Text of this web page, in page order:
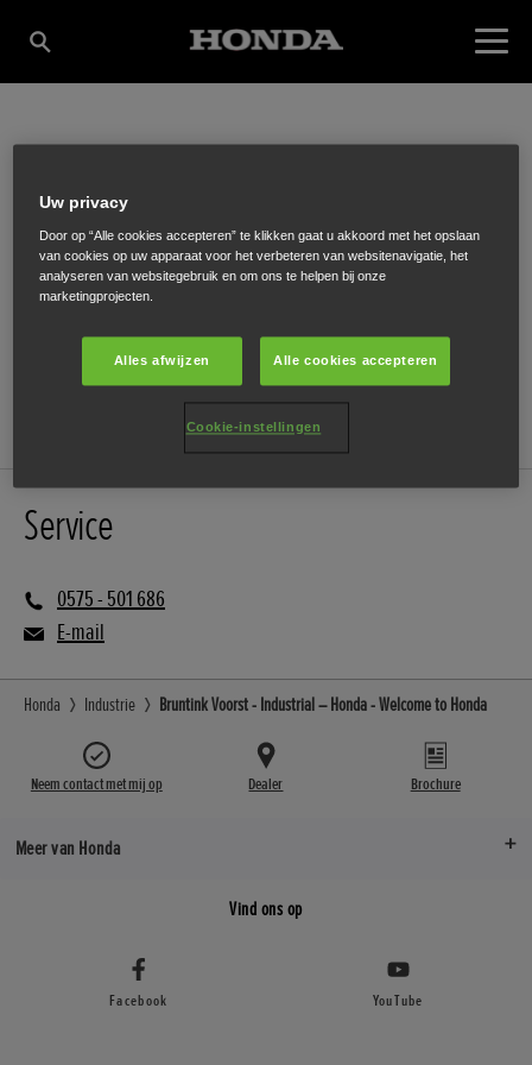
BRUNTINK VOORST
Beekzichtweg 44,Voorst,7383 GA
ONTVANG EEN ROUTEBESCHRIJVING
Service
0575 - 501 686
E-mail
Honda Industrie Bruntink Voorst - Industrial – Honda - Welcome to Honda
Neem contact met mij op Dealer Brochure
Meer van Honda
Vind ons op
Facebook YouTube
Uw privacy
Door op “Alle cookies accepteren” te klikken gaat u akkoord met het opslaan
van cookies op uw apparaat voor het verbeteren van websitenavigatie, het
analyseren van websitegebruik en om ons te helpen bij onze
marketingprojecten.
Alles afwijzen Alle cookies accepteren
Cookie-instellingen